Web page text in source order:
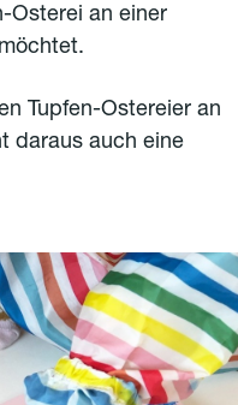
Osterei an einer
Tupfen-Ostereier an
daraus auch eine